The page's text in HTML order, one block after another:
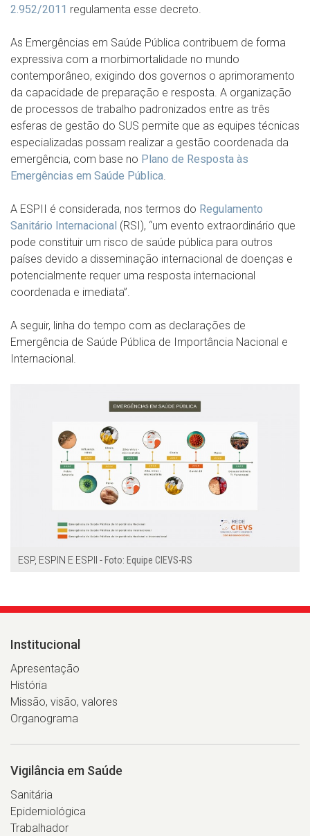
2.952/2011 regulamenta esse decreto.
As Emergências em Saúde Pública contribuem de forma
expressiva com a morbimortalidade no mundo
contemporâneo, exigindo dos governos o aprimoramento
da capacidade de preparação e resposta. A organização
de processos de trabalho padronizados entre as três
esferas de gestão do SUS permite que as equipes técnicas
especializadas possam realizar a gestão coordenada da
emergência, com base no Plano de Resposta às
Emergências em Saúde Pública.
A ESPII é considerada, nos termos do Regulamento
Sanitário Internacional (RSI), “um evento extraordinário que
pode constituir um risco de saúde pública para outros
países devido a disseminação internacional de doenças e
potencialmente requer uma resposta internacional
coordenada e imediata”.
A seguir, linha do tempo com as declarações de
Emergência de Saúde Pública de Importância Nacional e
Internacional.
ESP, ESPIN E ESPII - Foto: Equipe CIEVS-RS
Institucional
Apresentação
História
Missão, visão, valores
Organograma
Vigilância em Saúde
Sanitária
Epidemiológica
Trabalhador